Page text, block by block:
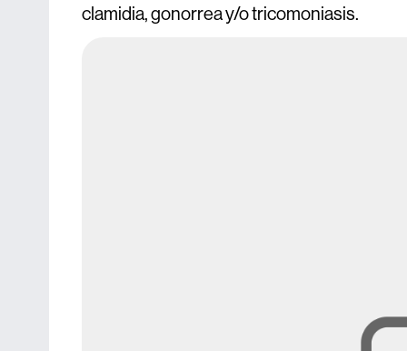
clamidia, gonorrea y/o tricomoniasis.